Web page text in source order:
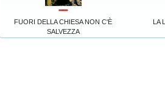
FUORI DELLA CHIESA NON C'È
SALVEZZA
LA